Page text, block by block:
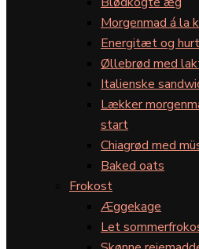
Morgenmad á la
Energitæt og
Øllebrød med
Italienske
Lækker
start
Chiagrød med
Baked oats
Frokost
Æggekage
Let